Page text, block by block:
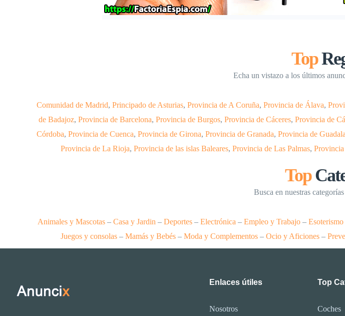
Top
Echa un vistazo a los últimos
Comunidad de Madrid, Principado de Asturias, Provincia de A Coruña, Provincia de Álava,
de Badajoz, Provincia de Barcelona, Provincia de Burgos, Provincia de Cáceres, Provincia de
Córdoba, Provincia de Cuenca, Provincia de Girona, Provincia de Granada, Provincia de
Provincia de La Rioja, Provincia de las islas Baleares, Provincia de Las Palmas,
Top
Busca en nuestras
Animales y Mascotas– Casa y Jardin – Deportes– Electrónica – Empleo y Trabajo–
Juegos y consolas – Mamás y Bebés – Moda y Complementos – Ocio y Aficiones –
Enlaces útiles
Nosotros
Top
Coches